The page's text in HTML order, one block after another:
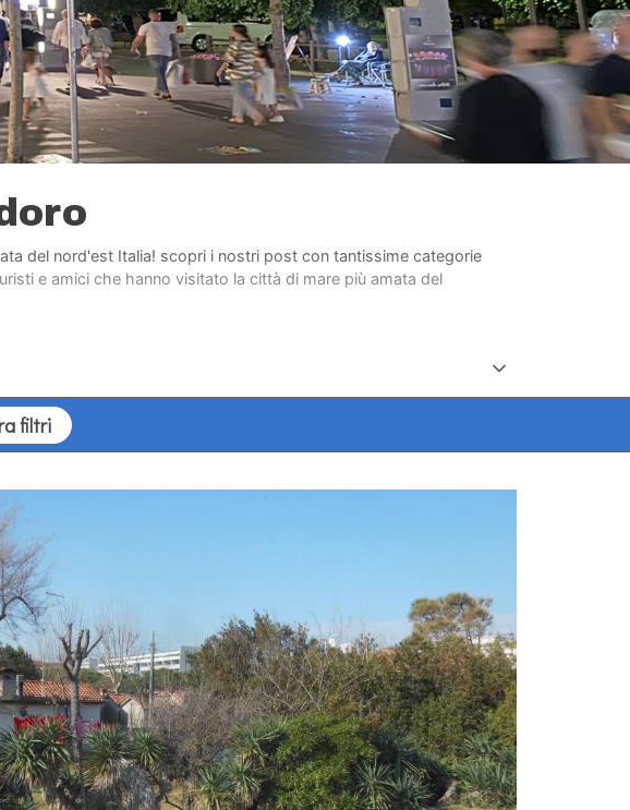
del nord'est Italia! scopri i nostri post con tantissime categorie
e amici che hanno visitato la città di mare più amata del
filtri